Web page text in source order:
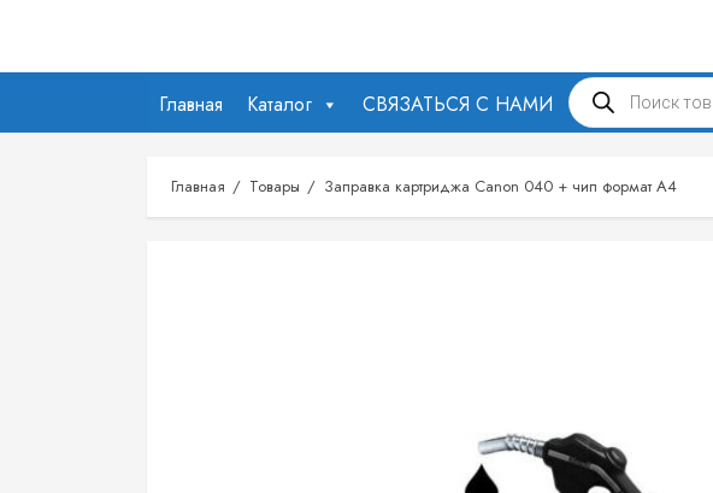
содержимому
Главная
Каталог СВЯЗАТЬСЯ С НАМИ
Поиск
товаров
Главная Товары Заправка картриджа Canon 040 + чип формат А4